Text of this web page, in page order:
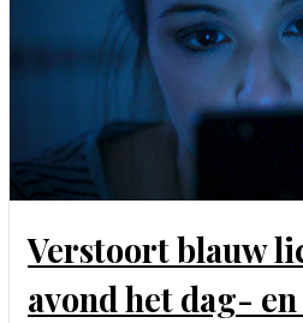
Verstoort blauw licht in de
avond het dag-